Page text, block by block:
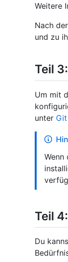
Weitere
Nach
und zu
Teil
Um mit
unter
Wenn
Teil
Du